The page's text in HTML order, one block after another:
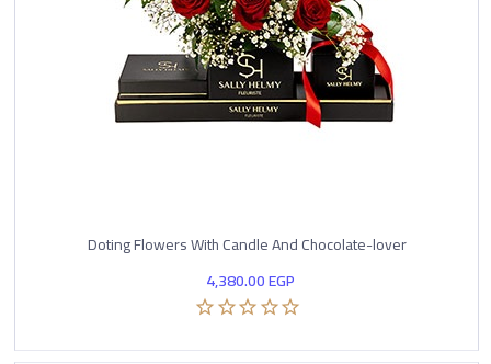
Doting Flowers With Candle And Chocolate-lover
4,380.00EGP